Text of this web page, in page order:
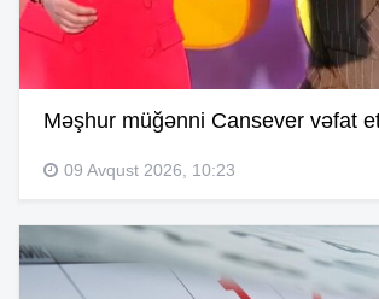
Məşhur müğənni Cansever vəfat
09 Avqust 2026, 10:23